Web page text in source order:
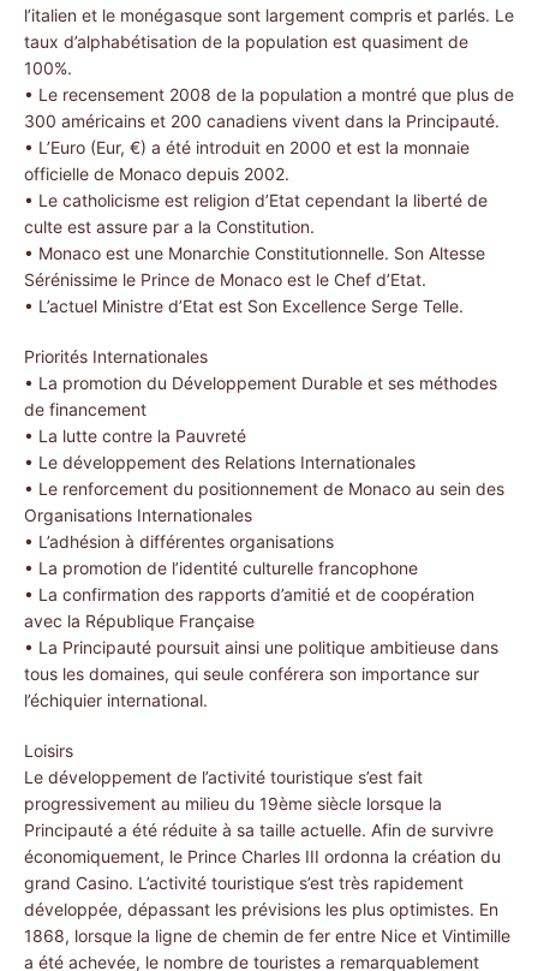
l’italien et le monégasque sont largement compris et parlés. Le
taux d’alphabétisation de la population est quasiment de
100%.
• Le recensement 2008 de la population a montré que plus de
300 américains et 200 canadiens vivent dans la Principauté.
• L’Euro (Eur, €) a été introduit en 2000 et est la monnaie
officielle de Monaco depuis 2002.
• Le catholicisme est religion d’Etat cependant la liberté de
culte est assure par a la Constitution.
• Monaco est une Monarchie Constitutionnelle. Son Altesse
Sérénissime le Prince de Monaco est le Chef d’Etat.
• L’actuel Ministre d’Etat est Son Excellence Serge Telle.
Priorités Internationales
• La promotion du Développement Durable et ses méthodes
de financement
• La lutte contre la Pauvreté
• Le développement des Relations Internationales
• Le renforcement du positionnement de Monaco au sein des
Organisations Internationales
• L’adhésion à différentes organisations
• La promotion de l’identité culturelle francophone
• La confirmation des rapports d’amitié et de coopération
avec la République Française
• La Principauté poursuit ainsi une politique ambitieuse dans
tous les domaines, qui seule conférera son importance sur
l’échiquier international.
Loisirs
Le développement de l’activité touristique s’est fait
progressivement au milieu du 19ème siècle lorsque la
Principauté a été réduite à sa taille actuelle. Afin de survivre
économiquement, le Prince Charles III ordonna la création du
grand Casino. L’activité touristique s’est très rapidement
développée, dépassant les prévisions les plus optimistes. En
1868, lorsque la ligne de chemin de fer entre Nice et Vintimille
a été achevée, le nombre de touristes a remarquablement